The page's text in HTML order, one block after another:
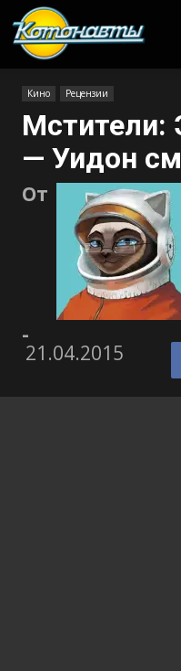
Кино Рецензии
Мстители:
— Уидон
От
-
21.04.2015